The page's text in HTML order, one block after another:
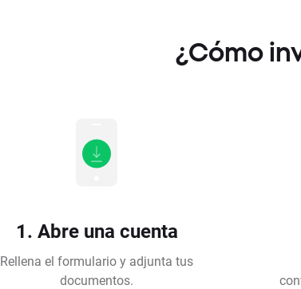
¿Cómo
1. Abre una cuenta
Rellena el formulario y adjunta tus
documentos.